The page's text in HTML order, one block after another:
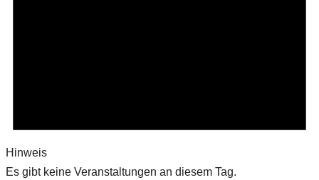
Hinweis
Es gibt keine Veranstaltungen an diesem Tag.